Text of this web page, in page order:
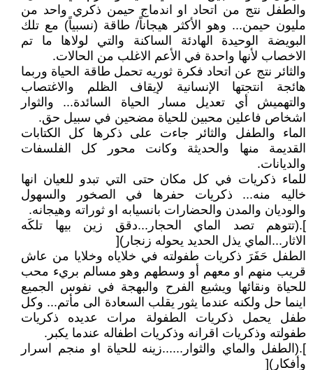
والطفل نتج من اتحاد او اندماج حيمن ذكري واحد من
مليون حيمن... وهو الأكثر هيجاناً/ طاقة (نسبياً) مع تلك
البويضة الوحيدة الهادئة الساكنة والتي لولاها ما تم
الاخصاب لأنها واحدة في الأعم الاغلب من الحالات.
والثائر نتج عن اتحاد فكرة ثوريه تحمل طاقة الحياة وربما
هائجة انتجتها الإنسانية لإيقاف الظلم والاغتصاب
والتهميش أي تعديل مسار الحياة السائدة... والثوار
اشخاص فاعلين محبين للحياة مضحين في سبيل حق.
الماء والطفل والثائر جاءت على ذكرها كل الكتابات
القديمة منها والحديثة وكانت محور كل الفلسفات
والديانات.
للماء ذكريات في كل مكان حتى التي تبدو للعيان انها
خاليه منه... ذكريات حفرها في الصخور والسهول
والوديان والمدن والحضارات بانسيابه او ثوراته وهيجانه.
].(تتوهم تصد الماي الحجار...دقق زين بيها تلكَه
الاثار...الماي يذل الحديد يحوله زنجار)[
الطفل حَفَرَ ذكريات طفولته في خلاياه وخلايا من عاش
قريب منهم او معهم أو وسطهم وهو مسالم بريء محب
للحياة ونقائها ويشيع الفرح والبهجة في نفوس الجميع
اينما حل ولكنه عندما يثور يقلب السعادة الى مأتم... وكل
طفل يحمل ذكريات الطفولة مرات عديده ذكريات
طفولته وذكريات اقرانه وذكريات اطفاله عندما يكبر.
].(الطفل والماي والثوار......زينه للحياة او منجم اسرار
وأفكار)[